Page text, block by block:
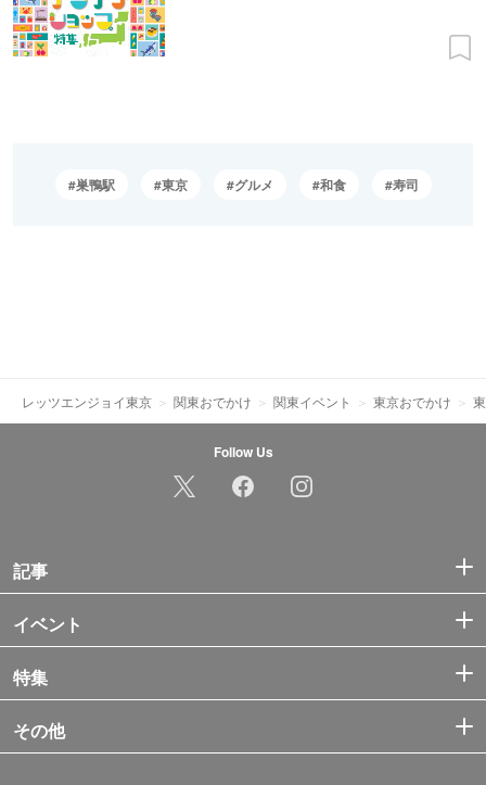
巣鴨駅 東京 グルメ 和食 寿司
レッツエンジョイ東京 関東おでかけ 関東イベント 東京おでかけ
Follow Us
記事
イベント
特集
その他